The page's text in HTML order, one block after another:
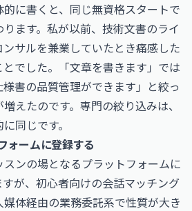
に書くと、同じ無資格スタートで
ます。私が以前、技術文書のライ
サルを兼業していたとき痛感した
でした。「文章を書きます」では
書の品質管理ができます」と絞っ
えたのです。専門の絞り込みは、
同じです。
ォームに登録する
ンの場となるプラットフォームに
が、初心者向けの会話マッチング
体経由の業務委託系で性質が大き